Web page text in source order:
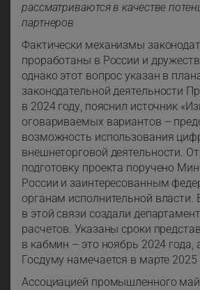
рассматриваются в качестве
партнеров
Фактически механизмы
проработаны в России и
однако этот вопрос указан в
законодательной деятельности
в 2024 году, пояснил источник
оговариваемых вариантов –
возможность использования
внешнеторговой деятельности.
подготовку проекта поручено
России и заинтересованным
органам исполнительной власти.
в этой связи создали
расчетов. Указаны сроки
в кабмин – это ноябрь 2024 года,
Госдуму намечается в марте 2025
Ассоциацией промышленного